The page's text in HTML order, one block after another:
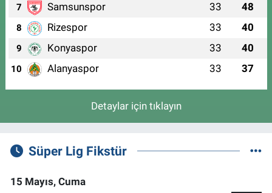
7 Samsunspor 33 48
8 Rizespor 33 40
9 Konyaspor 33 40
10 Alanyaspor 33 37
Detaylar için tıklayın
Süper Lig Fikstür
15 Mayıs, Cuma